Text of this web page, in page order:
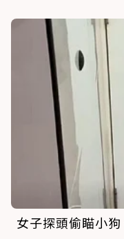
女子探頭偷瞄小狗